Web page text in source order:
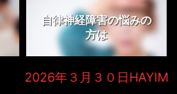
自律神経障害の悩みの
方は
2026年３月３０日HAYIM